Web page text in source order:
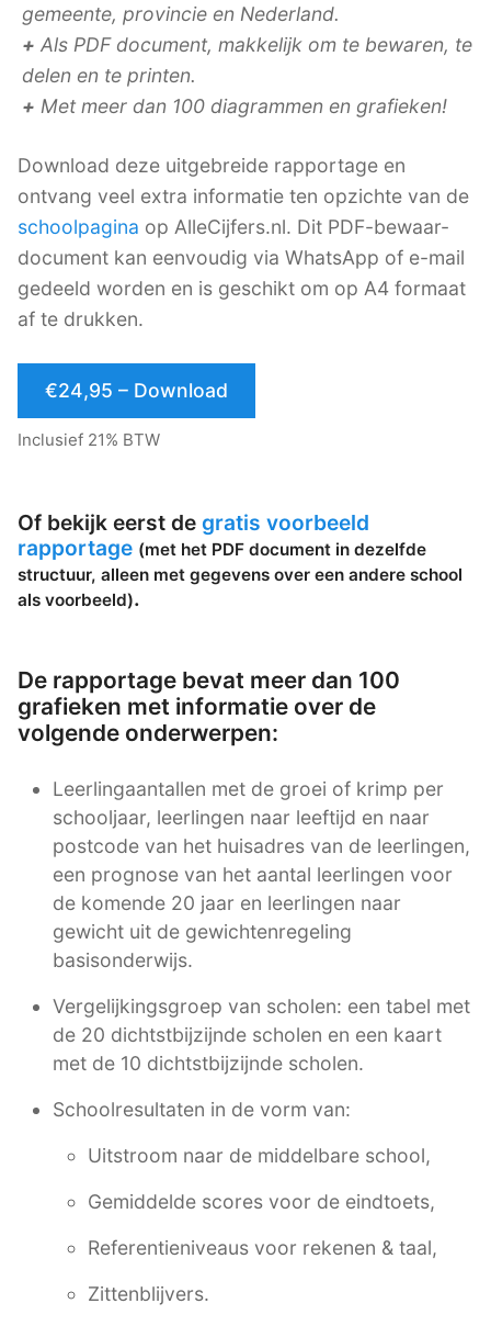
gemeente, provincie en Nederland.
+ Als PDF document, makkelijk om te bewaren, te
delen en te printen.
+ Met meer dan 100 diagrammen en grafieken!
Download deze uitgebreide rapportage en
ontvang veel extra informatie ten opzichte van de
schoolpagina op AlleCijfers.nl. Dit PDF-bewaar-
document kan eenvoudig via WhatsApp of e-mail
gedeeld worden en is geschikt om op A4 formaat
af te drukken.
€24,95 – Download
Inclusief 21% BTW
Of bekijk eerst de gratis voorbeeld
rapportage (met het PDF document in dezelfde
structuur, alleen met gegevens over een andere school
als voorbeeld).
De rapportage bevat meer dan 100
grafieken met informatie over de
volgende onderwerpen:
Leerlingaantallen met de groei of krimp per
schooljaar, leerlingen naar leeftijd en naar
postcode van het huisadres van de leerlingen,
een prognose van het aantal leerlingen voor
de komende 20 jaar en leerlingen naar
gewicht uit de gewichtenregeling
basisonderwijs.
Vergelijkingsgroep van scholen: een tabel met
de 20 dichtstbijzijnde scholen en een kaart
met de 10 dichtstbijzijnde scholen.
Schoolresultaten in de vorm van:
Uitstroom naar de middelbare school,
Gemiddelde scores voor de eindtoets,
Referentieniveaus voor rekenen & taal,
Zittenblijvers.